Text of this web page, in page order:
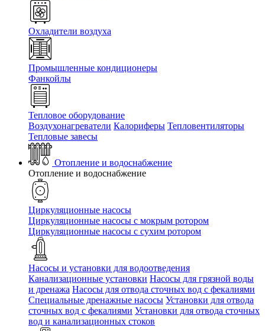
Охладители воздуха
Промышленные кондиционеры
Фанкойлы
Тепловое оборудование
Воздухонагреватели Калориферы Тепловентиляторы
Тепловые завесы
Отопление и водоснабжение
Отопление и водоснабжение
Циркуляционные насосы
Циркуляционные насосы с мокрым ротором
Циркуляционные насосы с сухим ротором
Насосы и установки для водоотведения
Канализационные установки Насосы для грязной воды
и дренажа Насосы для отвода сточных вод c фекалиями
Специальные дренажные насосы Установки для отвода
сточных вод c фекалиями Установки для отвода сточных
вод и канализационных стоков